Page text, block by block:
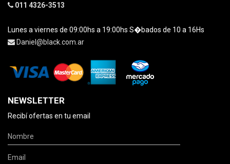
011 4326-3513
Lunes a viernes de 09:00hs a 19:00hs S�bados de 10 a 16Hs
Daniel@black.com.ar
NEWSLETTER
Recibí ofertas en tu email